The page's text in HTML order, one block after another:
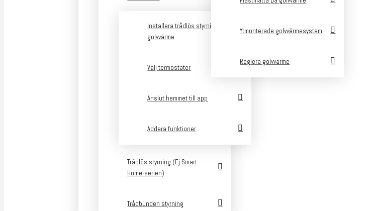
Installera trådlös styrning av
golvvärme
Välj termostater
Anslut hemmet till app
Addera funktioner
Trådlös styrning (Ej Smart
Home-serien)
Trådbunden styrning
Ytmonterade golvvärmesystem
Reglera golvvärme